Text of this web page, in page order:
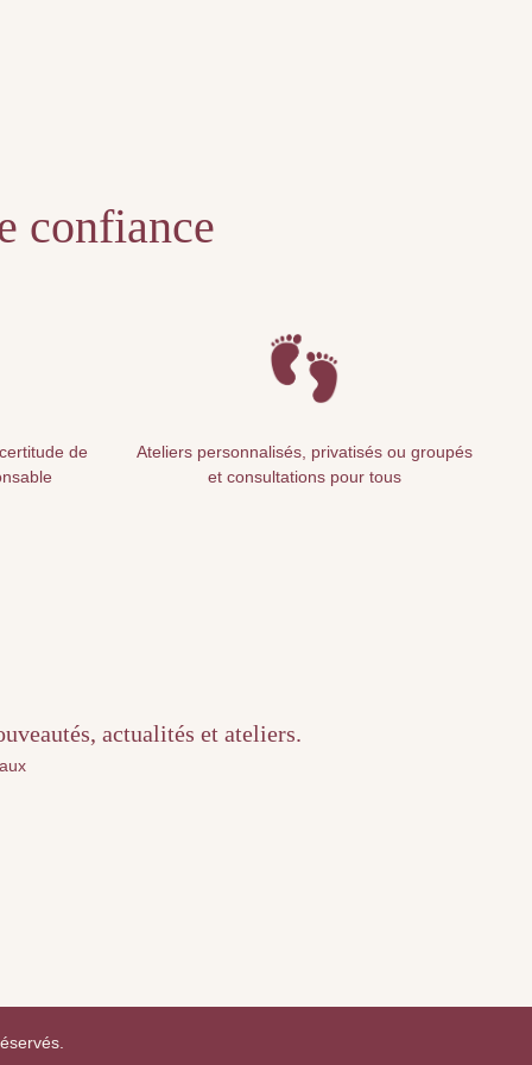
confiance
de
Ateliers personnalisés, privatisés ou groupés
et consultations pour tous
actualités et ateliers.